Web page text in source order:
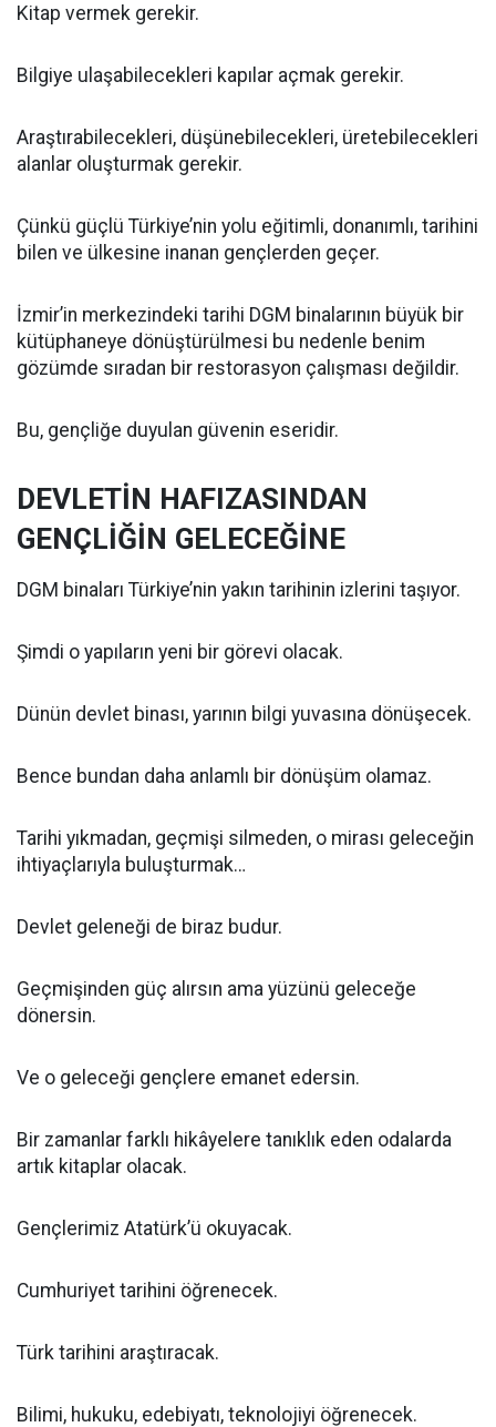
Kitap vermek gerekir.
Bilgiye ulaşabilecekleri kapılar açmak gerekir.
Araştırabilecekleri, düşünebilecekleri, üretebilecekleri
alanlar oluşturmak gerekir.
Çünkü güçlü Türkiye’nin yolu eğitimli, donanımlı, tarihini
bilen ve ülkesine inanan gençlerden geçer.
İzmir’in merkezindeki tarihi DGM binalarının büyük bir
kütüphaneye dönüştürülmesi bu nedenle benim
gözümde sıradan bir restorasyon çalışması değildir.
Bu, gençliğe duyulan güvenin eseridir.
DEVLETİN HAFIZASINDAN
GENÇLİĞİN GELECEĞİNE
DGM binaları Türkiye’nin yakın tarihinin izlerini taşıyor.
Şimdi o yapıların yeni bir görevi olacak.
Dünün devlet binası, yarının bilgi yuvasına dönüşecek.
Bence bundan daha anlamlı bir dönüşüm olamaz.
Tarihi yıkmadan, geçmişi silmeden, o mirası geleceğin
ihtiyaçlarıyla buluşturmak…
Devlet geleneği de biraz budur.
Geçmişinden güç alırsın ama yüzünü geleceğe
dönersin.
Ve o geleceği gençlere emanet edersin.
Bir zamanlar farklı hikâyelere tanıklık eden odalarda
artık kitaplar olacak.
Gençlerimiz Atatürk’ü okuyacak.
Cumhuriyet tarihini öğrenecek.
Türk tarihini araştıracak.
Bilimi, hukuku, edebiyatı, teknolojiyi öğrenecek.